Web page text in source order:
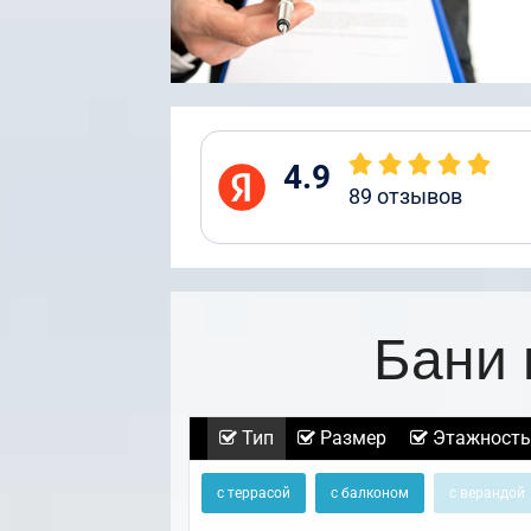
4.9 89 отзывов
Бани
Тип Размер Этажность
с террасой с балконом с верандой